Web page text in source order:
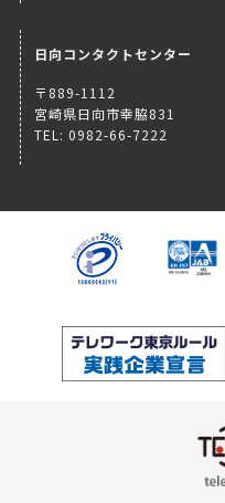
日向コンタクトセンター
〒889-1112
宮崎県日向市幸脇831
TEL: 0982-66-7222